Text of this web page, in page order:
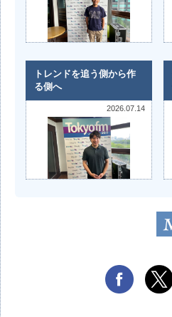
トレンドを追う側から作
る側へ
2026.07.14